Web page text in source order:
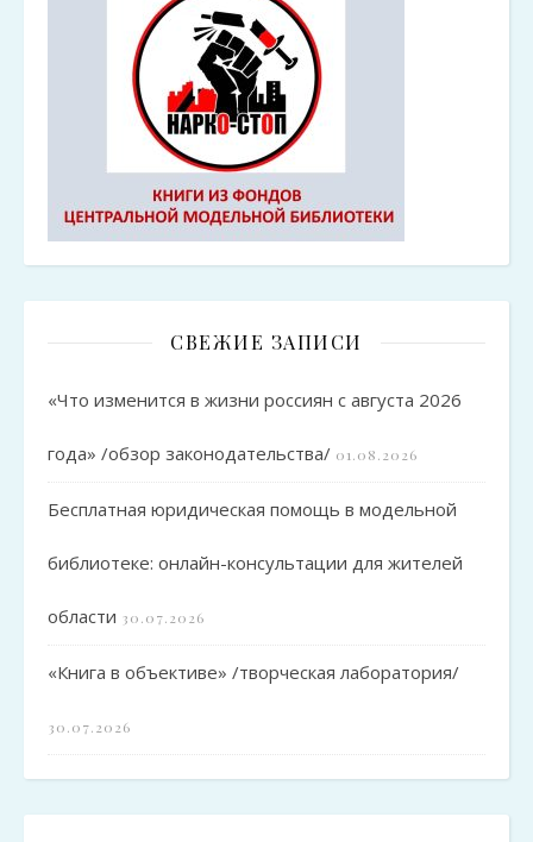
СВЕЖИЕ ЗАПИСИ
«Что изменится в жизни россиян с августа 2026
года» /обзор законодательства/ 01.08.2026
Бесплатная юридическая помощь в модельной
библиотеке: онлайн-консультации для жителей
области 30.07.2026
«Книга в объективе» /творческая лаборатория/
30.07.2026